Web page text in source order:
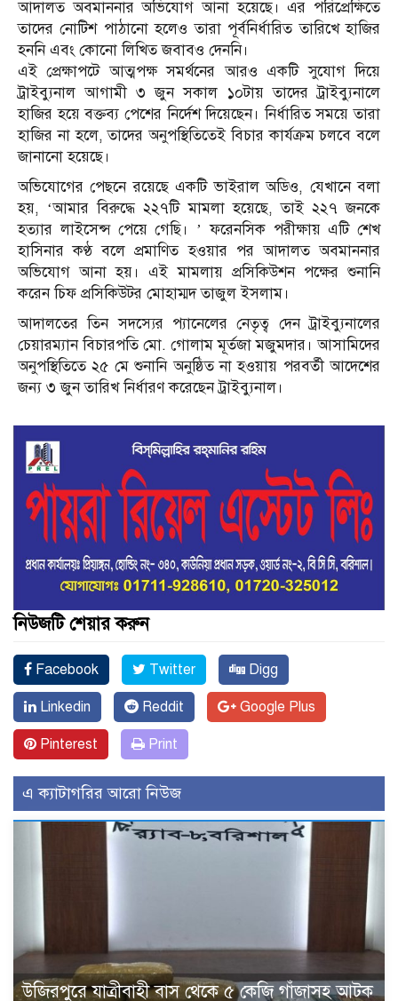
আদালত অবমাননার অভিযোগ আনা হয়েছে। এর পরিপ্রেক্ষিতে
তাদের নোটিশ পাঠানো হলেও তারা পূর্বনির্ধারিত তারিখে হাজির
হননি এবং কোনো লিখিত জবাবও দেননি।
এই প্রেক্ষাপটে আত্মপক্ষ সমর্থনের আরও একটি সুযোগ দিয়ে
ট্রাইব্যুনাল আগামী ৩ জুন সকাল ১০টায় তাদের ট্রাইব্যুনালে
হাজির হয়ে বক্তব্য পেশের নির্দেশ দিয়েছেন। নির্ধারিত সময়ে তারা
হাজির না হলে, তাদের অনুপস্থিতিতেই বিচার কার্যক্রম চলবে বলে
জানানো হয়েছে।
অভিযোগের পেছনে রয়েছে একটি ভাইরাল অডিও, যেখানে বলা
হয়, ‘আমার বিরুদ্ধে ২২৭টি মামলা হয়েছে, তাই ২২৭ জনকে
হত্যার লাইসেন্স পেয়ে গেছি। ’ ফরেনসিক পরীক্ষায় এটি শেখ
হাসিনার কণ্ঠ বলে প্রমাণিত হওয়ার পর আদালত অবমাননার
অভিযোগ আনা হয়। এই মামলায় প্রসিকিউশন পক্ষের শুনানি
করেন চিফ প্রসিকিউটর মোহাম্মদ তাজুল ইসলাম।
আদালতের তিন সদস্যের প্যানেলের নেতৃত্ব দেন ট্রাইব্যুনালের
চেয়ারম্যান বিচারপতি মো. গোলাম মূর্তজা মজুমদার। আসামিদের
অনুপস্থিতিতে ২৫ মে শুনানি অনুষ্ঠিত না হওয়ায় পরবর্তী আদেশের
জন্য ৩ জুন তারিখ নির্ধারণ করেছেন ট্রাইব্যুনাল।
নিউজটি শেয়ার করুন
Facebook Twitter Digg
Linkedin Reddit Google Plus
Pinterest Print
এ ক্যাটাগরির আরো নিউজ
উজিরপুরে যাত্রীবাহী বাস থেকে ৫ কেজি গাঁজাসহ আটক